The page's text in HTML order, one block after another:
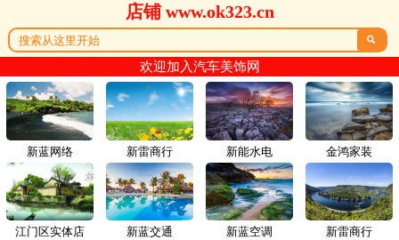
店铺 www.ok323.cn

欢迎加入汽车美饰网
新蓝网络 新雷商行
江门区实体店 新蓝交通
新能水电 金鸿家装
新蓝空调 新雷商行